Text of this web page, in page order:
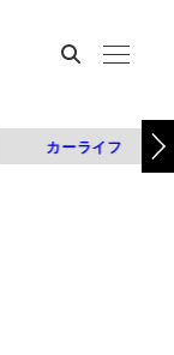
カーライフ